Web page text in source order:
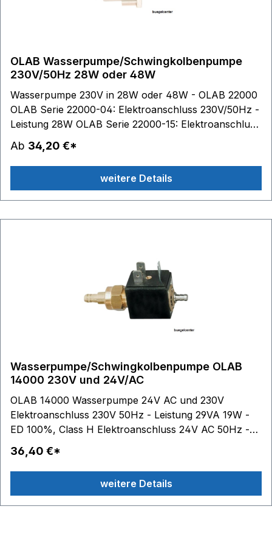
O-Ringen (NBR oder FKM)10. kleiner Kopf abdichten
OLAB Wasserpumpe/Schwingkolbenpumpe
230V/50Hz 28W oder 48W
Wasserpumpe 230V in 28W oder 48W - OLAB 22000
OLAB Serie 22000-04: Elektroanschluss 230V/50Hz -
Leistung 28W OLAB Serie 22000-15: Elektroanschluss
230V/50Hz - Leistung 48W Einlauf: 7 mm Auslauf: 14
Ab 34,20 €*
weitere Details
Wasserpumpe/Schwingkolbenpumpe OLAB
14000 230V und 24V/AC
OLAB 14000 Wasserpumpe 24V AC und 230V
Elektroanschluss 230V 50Hz - Leistung 29VA 19W -
ED 100%, Class H Elektroanschluss 24V AC 50Hz -
Leistung 29VA - Ed 100%, Class H Druckbereich:
1,2bar 330 cm3/min selbstansaugend diese
Schwingkolbenpumpe ist unter anderem passend für:
Bomann DBS 778 CB AEG DBS 5558 AEG DBS 5564
AEG DBS 2300 Leifheit Dressfix Quadro Clean Maxx
36,40 €*
weitere Details